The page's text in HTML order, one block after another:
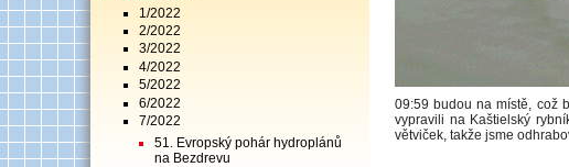
1/2022
2/2022
3/2022
4/2022
5/2022
6/2022
7/2022
51. Evropský pohár hydroplánů
na Bezdrevu
09:59 budou na místě, což
vypravili na Kaštielský
větviček, takže jsme